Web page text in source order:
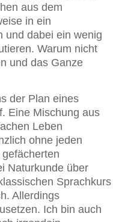
aus dem
in ein
und dabei ein wenig
Warum nicht
und das Ganze
der Plan eines
Eine Mischung aus
Leben
ohne jeden
Naturkunde über
Sprachkurs
Allerdings
Ich bin auch